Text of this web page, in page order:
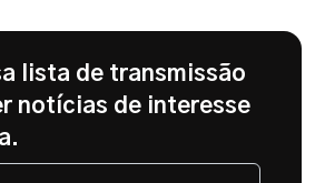
lista de transmissão
notícias de interesse